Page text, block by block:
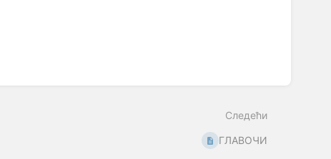
Следећи
ГЛАВОЧИ